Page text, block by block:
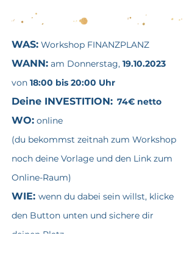
WAS: Workshop FINANZPLANZ
WANN: am Donnerstag, 19.10.2023
von 18:00 bis 20:00 Uhr
Deine INVESTITION: 74€ netto
WO: online
(du bekommst zeitnah zum Workshop
noch deine Vorlage und den Link zum
Online-Raum)
WIE: wenn du dabei sein willst, klicke
den Button unten und sichere dir
deinen Platz